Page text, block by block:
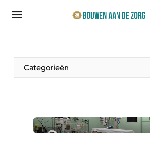
Aanmelden
Bedrijven
Bouwen aan de Zorg | Vakblad
Direct contact
Categorieën
Productinformatie